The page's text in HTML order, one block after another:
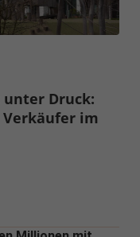
Druck:
im